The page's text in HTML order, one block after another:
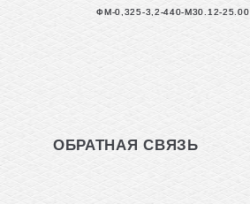
ФМ-0,325-3,2-440-М30.12-25.00
ОБРАТНАЯ СВЯЗЬ